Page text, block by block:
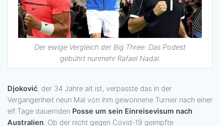
Der ewige Vergleich der Big Three: Das Podest
gebührt nunmehr Rafael Nadal.
Djoković, der 34 Jahre alt ist, verpasste das in der
Vergangenheit neun Mal von ihm gewonnene Turnier nach einer
elf Tage dauernden Posse um sein Einreisevisum nach
Australien. Ob der nicht gegen Covid-19 geimpfte